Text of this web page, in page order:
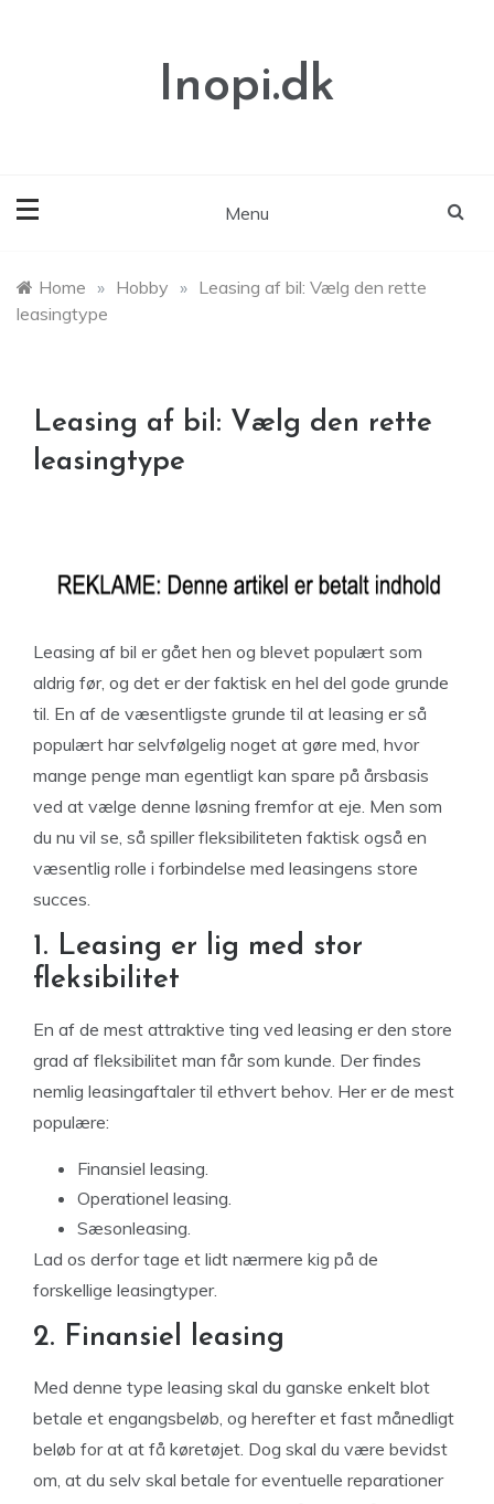
Inopi.dk
Menu
Home » Hobby » Leasing af bil: Vælg den rette
leasingtype
Leasing af bil: Vælg den rette
leasingtype
Leasing af bil er gået hen og blevet populært som
aldrig før, og det er der faktisk en hel del gode grunde
til. En af de væsentligste grunde til at leasing er så
populært har selvfølgelig noget at gøre med, hvor
mange penge man egentligt kan spare på årsbasis
ved at vælge denne løsning fremfor at eje. Men som
du nu vil se, så spiller fleksibiliteten faktisk også en
væsentlig rolle i forbindelse med leasingens store
succes.
1. Leasing er lig med stor
fleksibilitet
En af de mest attraktive ting ved leasing er den store
grad af fleksibilitet man får som kunde. Der findes
nemlig leasingaftaler til ethvert behov. Her er de mest
populære:
Finansiel leasing.
Operationel leasing.
Sæsonleasing.
Lad os derfor tage et lidt nærmere kig på de
forskellige leasingtyper.
2. Finansiel leasing
Med denne type leasing skal du ganske enkelt blot
betale et engangsbeløb, og herefter et fast månedligt
beløb for at at få køretøjet. Dog skal du være bevidst
om, at du selv skal betale for eventuelle reparationer